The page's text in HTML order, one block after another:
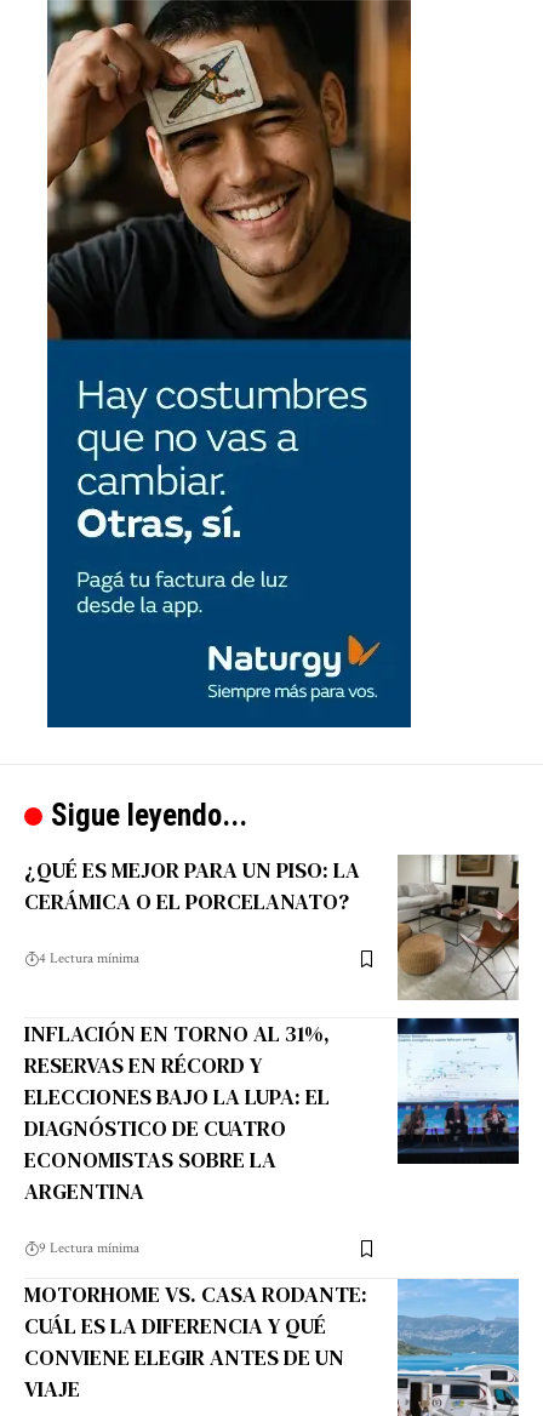
Sigue leyendo...
¿QUÉ ES MEJOR PARA UN PISO: LA
CERÁMICA O EL PORCELANATO?
4 Lectura mínima
INFLACIÓN EN TORNO AL 31%,
RESERVAS EN RÉCORD Y
ELECCIONES BAJO LA LUPA: EL
DIAGNÓSTICO DE CUATRO
ECONOMISTAS SOBRE LA
ARGENTINA
9 Lectura mínima
MOTORHOME VS. CASA RODANTE:
CUÁL ES LA DIFERENCIA Y QUÉ
CONVIENE ELEGIR ANTES DE UN
VIAJE